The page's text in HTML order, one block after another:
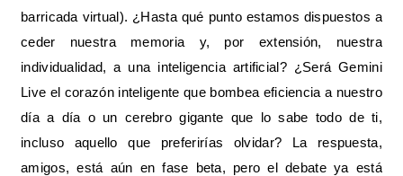
barricada virtual). ¿Hasta qué punto estamos dispuestos a
ceder nuestra memoria y, por extensión, nuestra
individualidad, a una inteligencia artificial? ¿Será Gemini
Live el corazón inteligente que bombea eficiencia a nuestro
día a día o un cerebro gigante que lo sabe todo de ti,
incluso aquello que preferirías olvidar? La respuesta,
amigos, está aún en fase beta, pero el debate ya está